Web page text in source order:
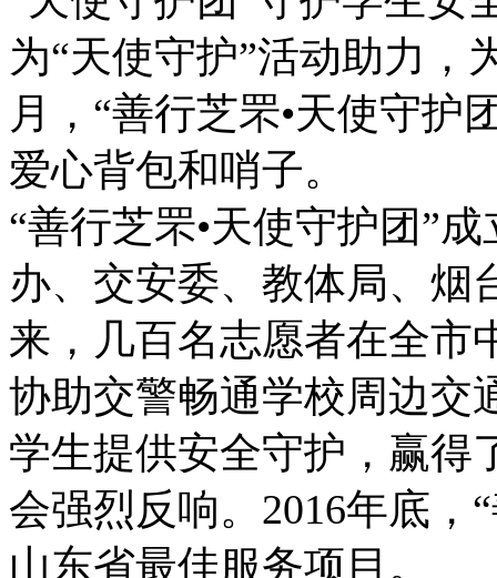
为“天使守护”活动助力，
月，“善行芝罘•天使守护
爱心背包和哨子。
“善行芝罘•天使守护团”
办、交安委、教体局、烟
来，几百名志愿者在全市
协助交警畅通学校周边交
学生提供安全守护，赢得
会强烈反响。2016年底，
山东省最佳服务项目。